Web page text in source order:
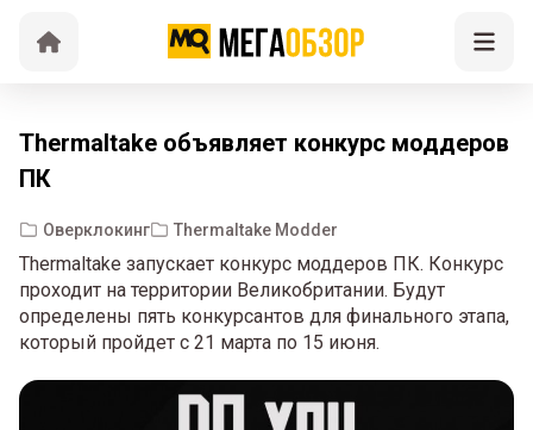
Thermaltake объявляет конкурс моддеров
ПК
Оверклокинг Thermaltake Modder
Thermaltake запускает конкурс моддеров ПК. Конкурс
проходит на территории Великобритании. Будут
определены пять конкурсантов для финального этапа,
который пройдет с 21 марта по 15 июня.